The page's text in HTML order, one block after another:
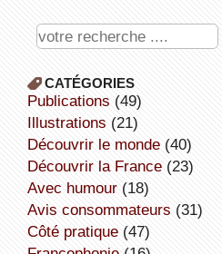
CATÉGORIES
publications (49)
illustrations (21)
découvrir le monde(40)
découvrir la France(23)
avec humour(18)
avis consommateurs (31)
côté pratique(47)